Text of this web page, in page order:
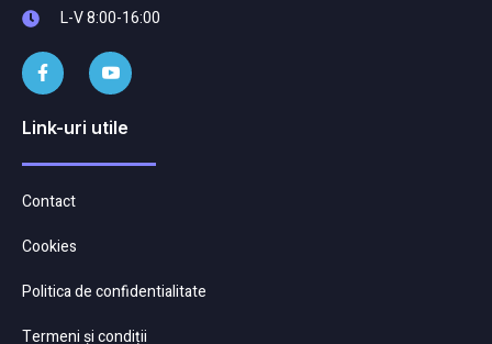
L-V 8:00-16:00
Link-uri utile
Contact
Cookies
Politica de confidentialitate
Termeni și condiții